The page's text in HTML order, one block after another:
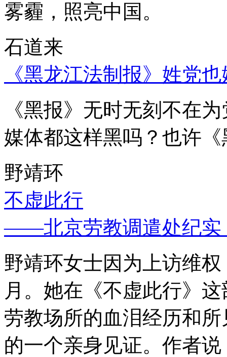
雾霾，照亮中国。
石道来
《黑龙江法制报》姓党
《黑报》无时无刻不在
媒体都这样黑吗？也许
野靖环
不虚此行
——北京劳教调遣处纪实
野靖环女士因为上访维
月。她在《不虚此行》
劳教场所的血泪经历和
的一个亲身见证。作者